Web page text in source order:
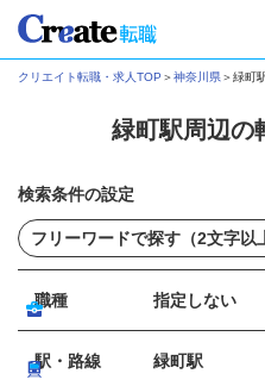
クリエイト転職・求人TOP ＞神奈川県＞緑町
緑町駅周辺の
検索条件の設定
職種 指定しない
駅・路線 緑町駅